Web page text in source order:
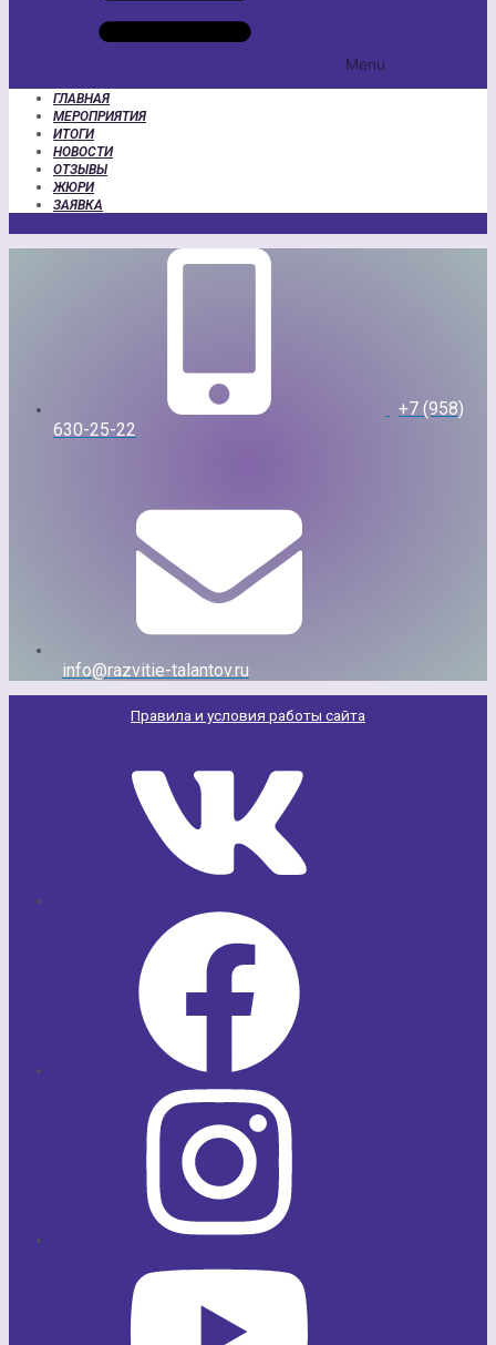
Menu
ГЛАВНАЯ
МЕРОПРИЯТИЯ
ИТОГИ
НОВОСТИ
ОТЗЫВЫ
ЖЮРИ
ЗАЯВКА
+7 (958)
630-25-22
info@razvitie-talantov.ru
Правила и условия работы сайта